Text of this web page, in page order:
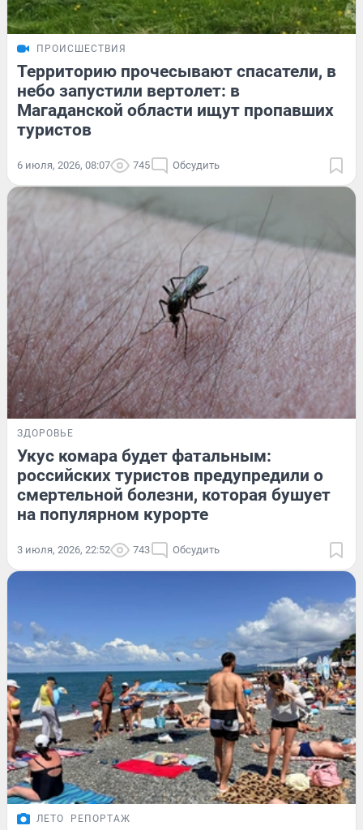
ПРОИСШЕСТВИЯ
Территорию прочесывают спасатели, в
небо запустили вертолет: в
Магаданской области ищут пропавших
туристов
6 июля, 2026, 08:07 745 Обсудить
ЗДОРОВЬЕ
Укус комара будет фатальным:
российских туристов предупредили о
смертельной болезни, которая бушует
на популярном курорте
3 июля, 2026, 22:52 743 Обсудить
ЛЕТО РЕПОРТАЖ